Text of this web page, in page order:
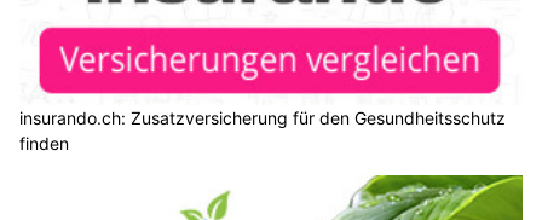
insurando.ch: Zusatzversicherung für den Gesundheitsschutz
finden